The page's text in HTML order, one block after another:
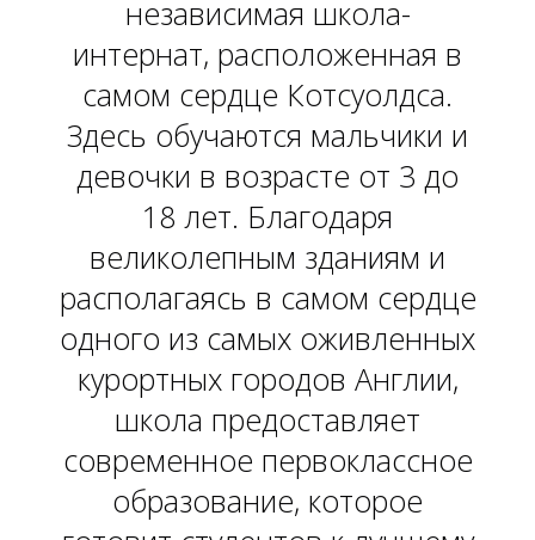
независимая школа-
интернат, расположенная в
самом сердце Котсуолдса.
Здесь обучаются мальчики и
девочки в возрасте от 3 до
18 лет. Благодаря
великолепным зданиям и
располагаясь в самом сердце
одного из самых оживленных
курортных городов Англии,
школа предоставляет
современное первоклассное
образование, которое